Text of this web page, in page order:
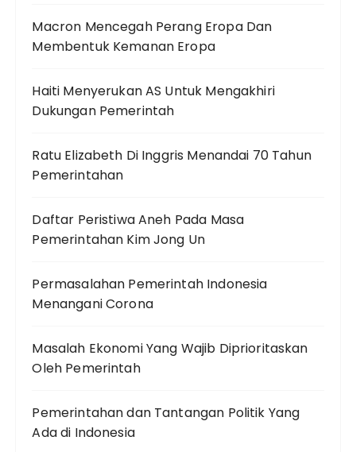
Macron Mencegah Perang Eropa Dan
Membentuk Kemanan Eropa
Haiti Menyerukan AS Untuk Mengakhiri
Dukungan Pemerintah
Ratu Elizabeth Di Inggris Menandai 70 Tahun
Pemerintahan
Daftar Peristiwa Aneh Pada Masa
Pemerintahan Kim Jong Un
Permasalahan Pemerintah Indonesia
Menangani Corona
Masalah Ekonomi Yang Wajib Diprioritaskan
Oleh Pemerintah
Pemerintahan dan Tantangan Politik Yang
Ada di Indonesia